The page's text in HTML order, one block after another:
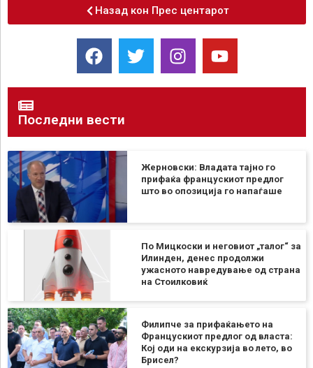
Назад кон Прес центарот
Последни вести
Жерновски: Владата тајно го
прифаќа францускиот предлог
што во опозиција го напаѓаше
По Мицкоски и неговиот „талог“ за
Илинден, денес продолжи
ужасното навредување од страна
на Стоилковиќ
Филипче за прифаќањето на
Францускиот предлог од власта:
Кој оди на екскурзија во лето, во
Брисел?